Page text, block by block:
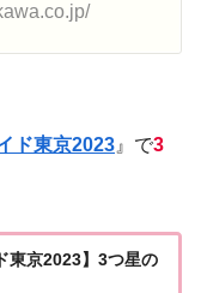
ド東京2023 』で3
東京2023】3つ星の